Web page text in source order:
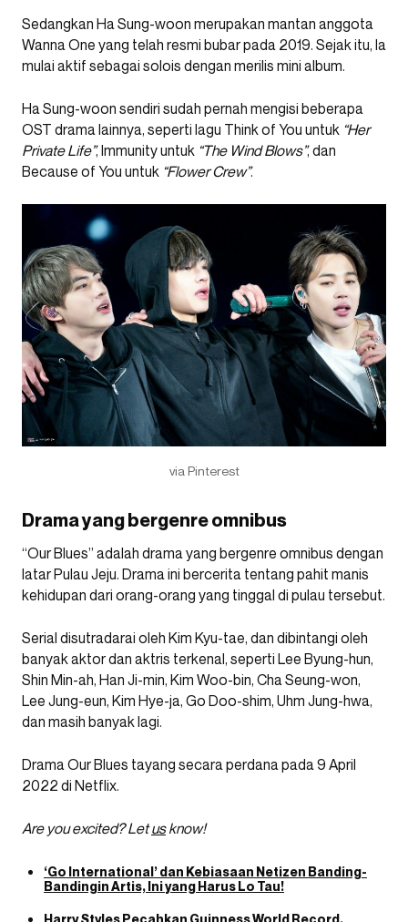
Sedangkan Ha Sung-woon merupakan mantan anggota
Wanna One yang telah resmi bubar pada 2019. Sejak itu, Ia
mulai aktif sebagai solois dengan merilis mini album.
Ha Sung-woon sendiri sudah pernah mengisi beberapa
OST drama lainnya, seperti lagu Think of You untuk “Her
Private Life”, Immunity untuk “The Wind Blows”, dan
Because of You untuk “Flower Crew”.
via Pinterest
Drama yang bergenre omnibus
“Our Blues” adalah drama yang bergenre omnibus dengan
latar Pulau Jeju. Drama ini bercerita tentang pahit manis
kehidupan dari orang-orang yang tinggal di pulau tersebut.
Serial disutradarai oleh Kim Kyu-tae, dan dibintangi oleh
banyak aktor dan aktris terkenal, seperti Lee Byung-hun,
Shin Min-ah, Han Ji-min, Kim Woo-bin, Cha Seung-won,
Lee Jung-eun, Kim Hye-ja, Go Doo-shim, Uhm Jung-hwa,
dan masih banyak lagi.
Drama Our Blues tayang secara perdana pada 9 April
2022 di Netflix.
Are you excited? Letusknow!
‘Go International’ dan Kebiasaan Netizen Banding-
Bandingin Artis, Ini yang Harus Lo Tau!